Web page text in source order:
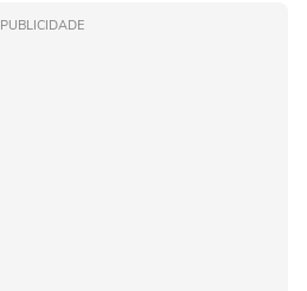
PUBLICIDADE